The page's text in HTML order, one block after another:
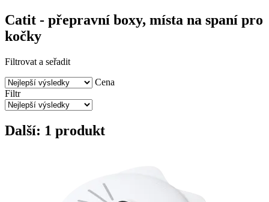
Catit - přepravní boxy, místa na spaní pro
kočky
Filtrovat a seřadit
Cena
Filtr
Další: 1 produkt